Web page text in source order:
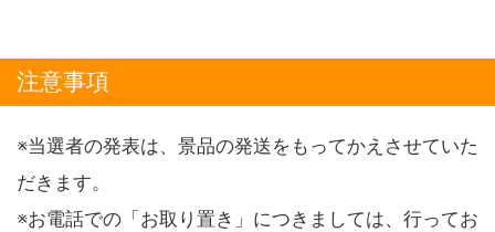
注意事項
※当選者の発表は、景品の発送をもってかえさせていた
だきます。
※お電話での「お取り置き」につきましては、行ってお